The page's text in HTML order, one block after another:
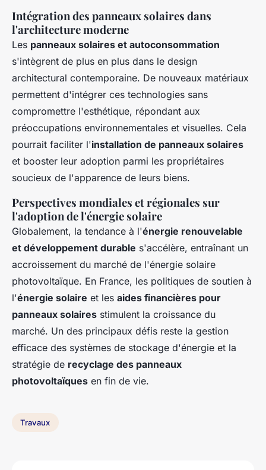
Intégration des panneaux solaires dans
l'architecture moderne
Les panneaux solaires et autoconsommation
s'intègrent de plus en plus dans le design
architectural contemporaine. De nouveaux matériaux
permettent d'intégrer ces technologies sans
compromettre l'esthétique, répondant aux
préoccupations environnementales et visuelles. Cela
pourrait faciliter l'installation de panneaux solaires
et booster leur adoption parmi les propriétaires
soucieux de l'apparence de leurs biens.
Perspectives mondiales et régionales sur
l'adoption de l'énergie solaire
Globalement, la tendance à l'énergie renouvelable
et développement durable s'accélère, entraînant un
accroissement du marché de l'énergie solaire
photovoltaïque. En France, les politiques de soutien à
l'énergie solaire et les aides financières pour
panneaux solaires stimulent la croissance du
marché. Un des principaux défis reste la gestion
efficace des systèmes de stockage d'énergie et la
stratégie de recyclage des panneaux
photovoltaïques en fin de vie.
Travaux